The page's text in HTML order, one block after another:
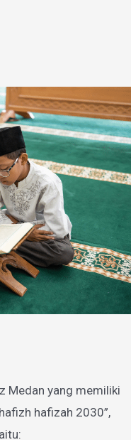
Medan yang memiliki
hafizah 2030”,